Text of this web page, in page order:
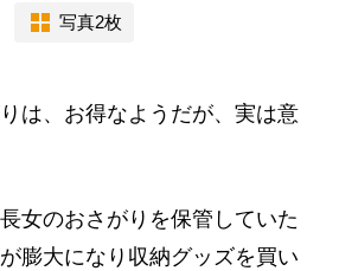
写真2枚
は、お得なようだが、実は意
女のおさがりを保管していた
膨大になり収納グッズを買い